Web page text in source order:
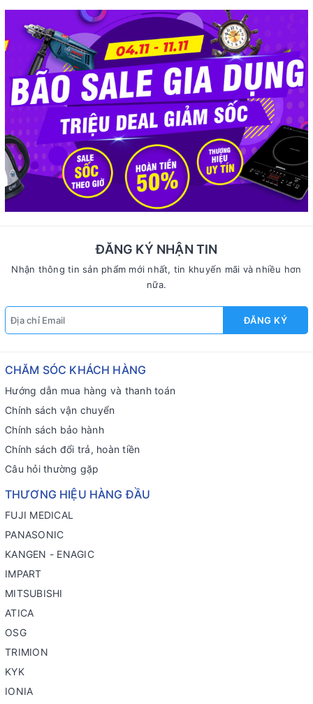
ĐĂNG KÝ NHẬN TIN
Nhận thông tin sản phẩm mới nhất, tin khuyến mãi và nhiều hơn
nữa.
ĐĂNG KÝ
CHĂM SÓC KHÁCH HÀNG
Hướng dẫn mua hàng và thanh toán
Chính sách vận chuyển
Chính sách bảo hành
Chính sách đổi trả, hoàn tiền
Câu hỏi thường gặp
THƯƠNG HIỆU HÀNG ĐẦU
FUJI MEDICAL
PANASONIC
KANGEN - ENAGIC
IMPART
MITSUBISHI
ATICA
OSG
TRIMION
KYK
IONIA